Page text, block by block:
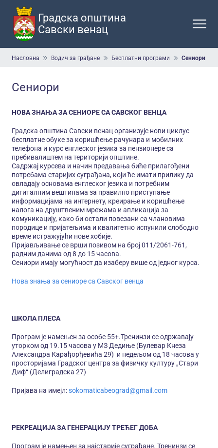
Прескочи
главни
садржаја
Градска општина
Савски венац
Мрвице
Насловна Водич за грађане Бесплатни програми Сениори
Сениори
НОВА ЗНАЊА ЗА СЕНИОРЕ СА САВСКОГ ВЕНЦА
Градска општина Савски венац организује нови циклус
бесплатне обуке за коришћење рачунара и мобилних
телефона и курс енглеског језика за пензионере са
пребивалиштем на територији општине.
Садржај курсева и начин предавања биће прилагођени
потребама старијих суграђана, који ће имати прилику да
овладају основама енглеског језика и потребним
дигиталним вештинама за правилно приступање
информацијама на интернету, креирање и коришћење
налога на друштвеним мрежама и апликација за
комуникацију, како би остали повезани са члановима
породице и пријатељима и квалитетно испунили слободно
време истражујући нове хобије.
Пријављивање се врши позивом на број 011/2061-761,
радним данима од 8 до 15 часова.
Сениори имају могућност да изаберу више од једног курса.
Нова знања за сениоре са Савског венца
ШКОЛА ПЛЕСА
Програм је намењен за особе 55+.Тренинзи се одржавају
уторком од 19.15 часова у МЗ Дедиње (Булевар Кнеза
Александра Карађорђевића 29) и недељом од 18 часова у
просторијама Градског центра за физичку културу „Стари
Диф“ (Делиградска 27)
Пријава на имејл:sokomaticabeograd@gmail.com
РЕКРЕАЦИЈА ЗА ГЕНЕРАЦИЈУ ТРЕЋЕГ ДОБА
Програм је намењен за најстарије суграђане. Тренинзи се